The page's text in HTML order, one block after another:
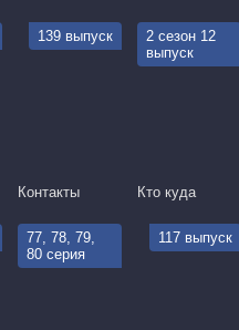
139 выпуск
Контакты
2 сезон 12
выпуск
Кто куда
77, 78, 79,
80 серия
117 выпуск